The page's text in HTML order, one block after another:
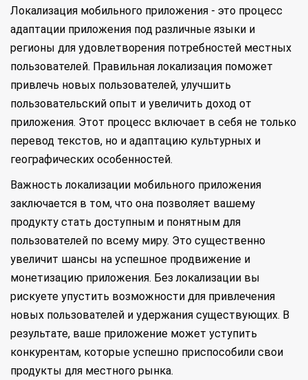
Локализация мобильного приложения - это процесс
адаптации приложения под различные языки и
регионы для удовлетворения потребностей местных
пользователей. Правильная локализация поможет
привлечь новых пользователей, улучшить
пользовательский опыт и увеличить доход от
приложения. Этот процесс включает в себя не только
перевод текстов, но и адаптацию культурных и
географических особенностей.
Важность локализации мобильного приложения
заключается в том, что она позволяет вашему
продукту стать доступным и понятным для
пользователей по всему миру. Это существенно
увеличит шансы на успешное продвижение и
монетизацию приложения. Без локализации вы
рискуете упустить возможности для привлечения
новых пользователей и удержания существующих. В
результате, ваше приложение может уступить
конкурентам, которые успешно приспособили свои
продукты для местного рынка.